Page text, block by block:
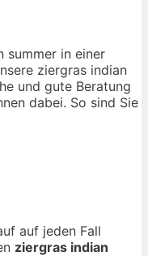
summer in einer
ziergras indian
und gute Beratung
dabei. So sind Sie
auf jeden Fall
ziergras indian